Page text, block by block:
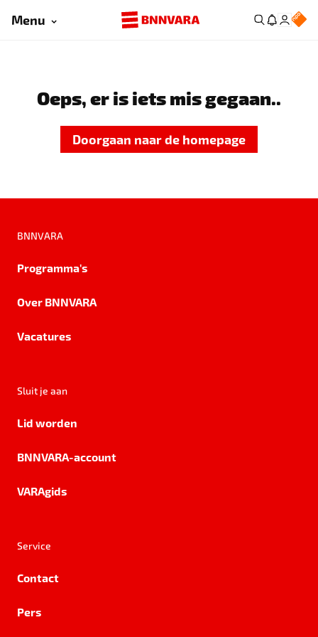
Menu
Oeps, er is iets mis gegaan..
Doorgaan naar de homepage
BNNVARA
Programma's
Over BNNVARA
Vacatures
Sluit je aan
Lid worden
BNNVARA-account
VARAgids
Service
Contact
Pers